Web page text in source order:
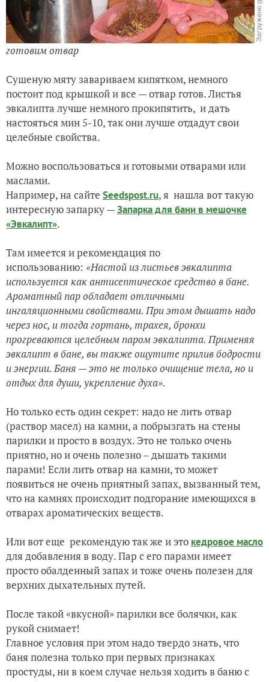
готовим отвар
Сушеную мяту завариваем кипятком, немного
постоит под крышкой и все — отвар готов. Листья
эвкалипта лучше немного прокипятить, и дать
настояться мин 5-10, так они лучше отдадут свои
целебные свойства.
Можно воспользоваться и готовыми отварами или
маслами.
Например, на сайте Seedspost.ru, я нашла вот такую
интересную запарку —Запарка для бани в мешочке
«Эвкалипт».
Там имеется и рекомендация по
использованию: «Настой из листьев эвкалипта
используется как антисептическое средство в бане.
Ароматный пар обладает отличными
ингаляционными свойствами. При этом дышать надо
через нос, и тогда гортань, трахея, бронхи
прогреваются целебным паром эвкалипта. Применяя
эвкалипт в бане, вы также ощутите прилив бодрости
и энергии. Баня — это не только очищение тела, но и
отдых для души, укрепление духа».
Но только есть один секрет: надо не лить отвар
(раствор масел) на камни, а побрызгать на стены
парилки и просто в воздух. Это не только очень
приятно, но и очень полезно – дышать такими
парами! Если лить отвар на камни, то может
появиться не очень приятный запах, вызванный тем,
что на камнях происходит подгорание имеющихся в
отварах ароматических веществ.
Или вот еще рекомендую так же и это кедровое масло
для добавления в воду. Пар с его парами имеет
просто обалденный запах и тоже очень полезен для
верхних дыхательных путей.
После такой «вкусной» парилки все болячки, как
рукой снимает!
Главное условия при этом надо твердо знать, что
баня полезна только при первых признаках
простуды, ни в коем случае нельзя ходить в баню с